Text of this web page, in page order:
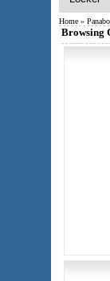
Home »
Browsing